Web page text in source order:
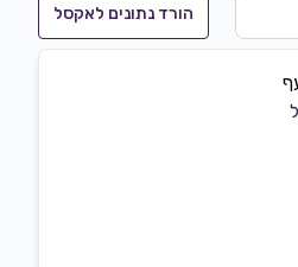
הורד נתונים לאקסל